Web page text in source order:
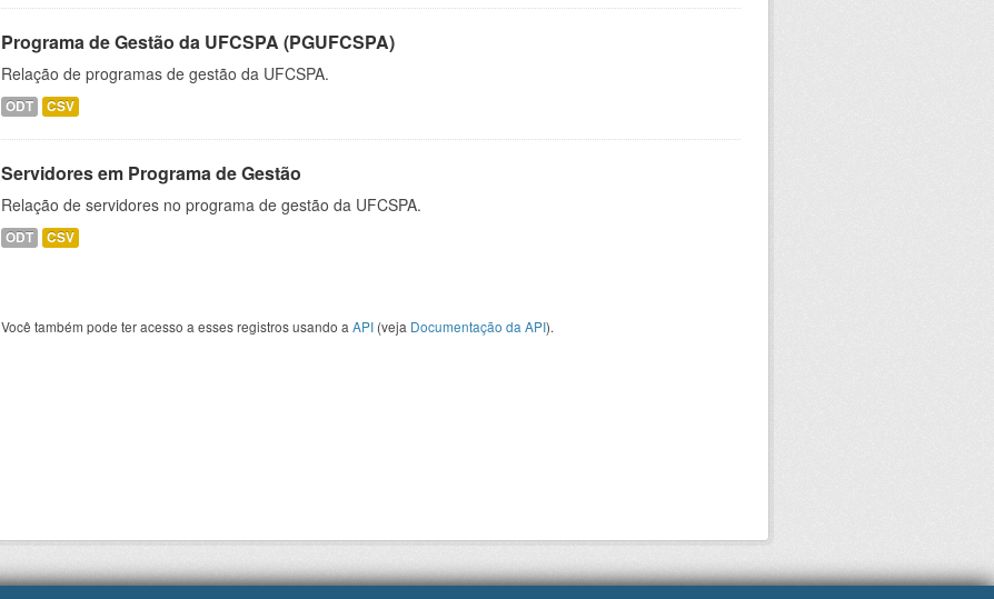
Programa de Gestão da UFCSPA (PGUFCSPA)
Relação de programas de gestão da UFCSPA.
ODT CSV
Servidores em Programa de Gestão
Relação de servidores no programa de gestão da UFCSPA.
ODT CSV
Você também pode ter acesso a esses registros usando a API (veja Documentação da API).